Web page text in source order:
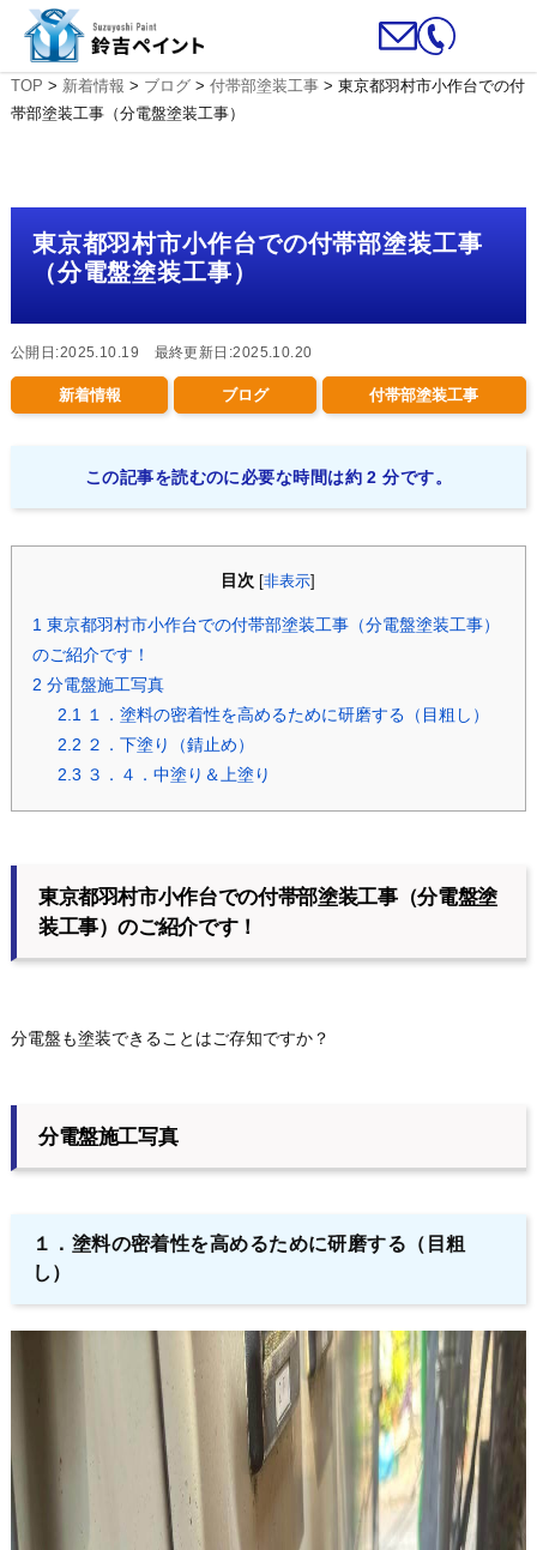
TOP > 新着情報 > ブログ> 付帯部塗装工事> 東京都羽村市小作台での付
帯部塗装工事（分電盤塗装工事）
東京都羽村市小作台での付帯部塗装工事
（分電盤塗装工事）
公開日:2025.10.19 最終更新日:2025.10.20
新着情報 ブログ 付帯部塗装工事
この記事を読むのに必要な時間は約 2 分です。
目次 [非表示
1東京都羽村市小作台での付帯部塗装工事（分電盤塗装工事）
のご紹介です！
2 分電盤施工写真
2.1１．塗料の密着性を高めるために研磨する（目粗し）
2.2 ２．下塗り（錆止め）
2.3 ３．４．中塗り＆上塗り
東京都羽村市小作台での付帯部塗装工事（分電盤塗
装工事）のご紹介です！
分電盤も塗装できることはご存知ですか？
分電盤施工写真
１．塗料の密着性を高めるために研磨する（目粗
し）